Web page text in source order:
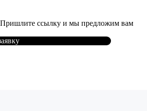
ссылку и мы предложим вам